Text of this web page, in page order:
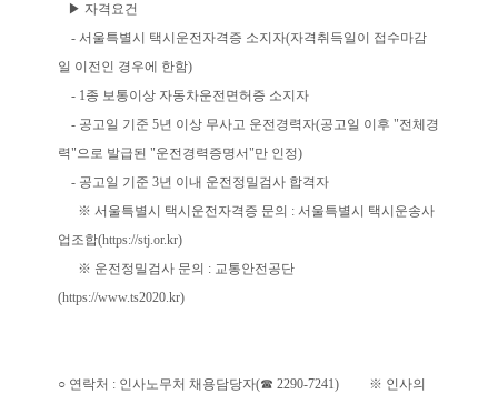
▶ 자격요건
- 서울특별시 택시운전자격증 소지자(자격취득일이 접수마감
일 이전인 경우에 한함)
- 1종 보통이상 자동차운전면허증 소지자
- 공고일 기준 5년 이상 무사고 운전경력자(공고일 이후 "전체경
력"으로 발급된 "운전경력증명서"만 인정)
- 공고일 기준 3년 이내 운전정밀검사 합격자
※ 서울특별시 택시운전자격증 문의 : 서울특별시 택시운송사
업조합(https://stj.or.kr)
※ 운전정밀검사 문의 : 교통안전공단
(https://www.ts2020.kr)
○ 연락처 : 인사노무처 채용담당자(☎ 2290-7241) ※ 인사의